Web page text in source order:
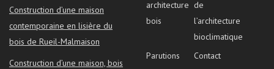
Construction d’une maison
contemporaine en lisière du
bois de Rueil-Malmaison
Construction d’une maison, bois
architecture
bois
de
l’architecture
bioclimatique
Parutions
Contact